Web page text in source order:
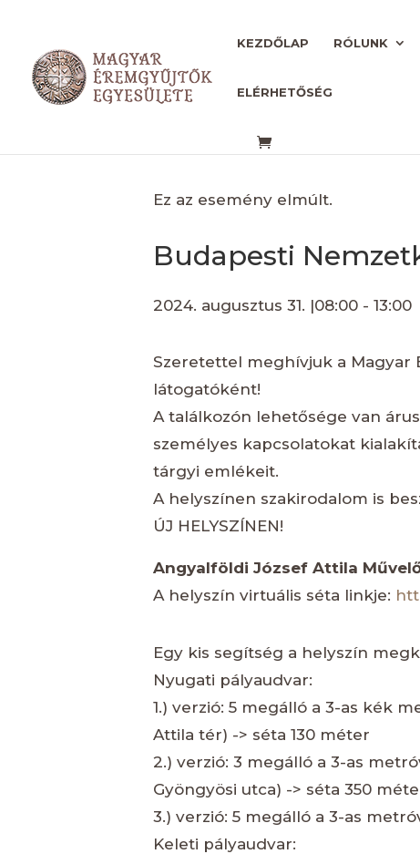
KEZDŐLAP RÓLUNK
ELÉRHETŐSÉG
« Összes Események
Ez az esemény elmúlt.
Budapesti
2024. augusztus 31. |08:00 - 13:00
Szeretettel meghívjuk a
látogatóként!
A találkozón lehetősége van
személyes kapcsolatokat
tárgyi emlékeit.
A helyszínen szakirodalom is
ÚJ HELYSZÍNEN!
Angyalföldi József Attila
A helyszín virtuális séta linkje:
Egy kis segítség a helyszín
Nyugati pályaudvar:
1.) verzió: 5 megálló a 3-as kék
Attila tér) -> séta 130 méter
2.) verzió: 3 megálló a 3-as
Gyöngyösi utca) -> séta 350
3.) verzió: 5 megálló a 3-as
Keleti pályaudvar: